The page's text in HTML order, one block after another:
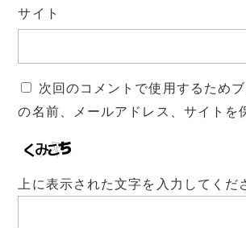
サイト
次回のコメントで使用するため
の名前、メールアドレス、サイトを
上に表示された文字を入力してくだ